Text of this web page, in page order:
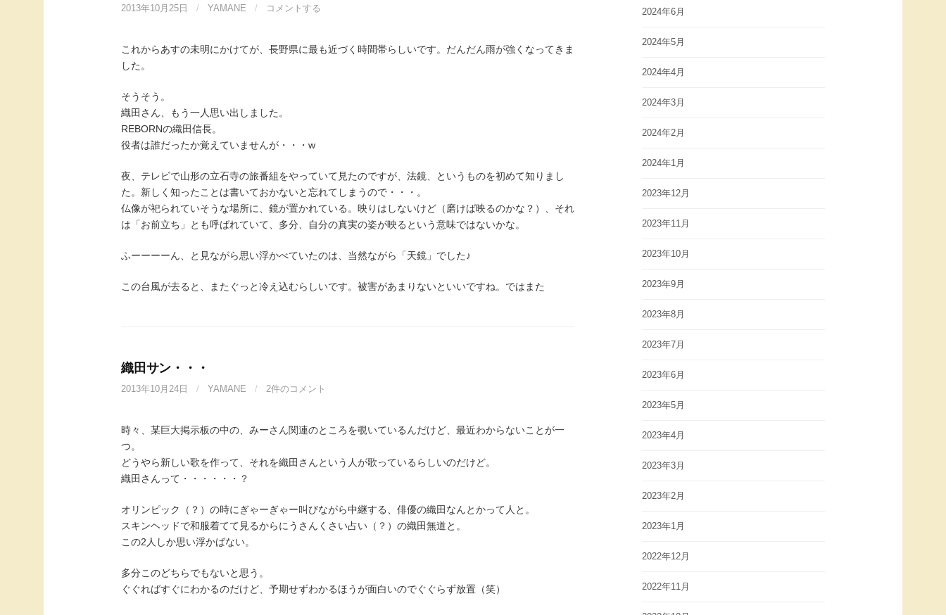
2013年10月25日 / YAMANE / コメントする
これからあすの未明にかけてが、長野県に最も近づく時間帯らしいです。だんだん雨が強くなってきま
した。
そうそう。
織田さん、もう一人思い出しました。
REBORNの織田信長。
役者は誰だったか覚えていませんが・・・w
夜、テレビで山形の立石寺の旅番組をやっていて見たのですが、法鏡、というものを初めて知りまし
た。新しく知ったことは書いておかないと忘れてしまうので・・・。
仏像が祀られていそうな場所に、鏡が置かれている。映りはしないけど（磨けば映るのかな？）、それ
は「お前立ち」とも呼ばれていて、多分、自分の真実の姿が映るという意味ではないかな。
ふーーーーん、と見ながら思い浮かべていたのは、当然ながら「天鏡」でした♪
この台風が去ると、またぐっと冷え込むらしいです。被害があまりないといいですね。ではまた
織田サン・・・
2013年10月24日 / YAMANE / 2件のコメント
時々、某巨大掲示板の中の、みーさん関連のところを覗いているんだけど、最近わからないことが一
つ。
どうやら新しい歌を作って、それを織田さんという人が歌っているらしいのだけど。
織田さんって・・・・・・？
オリンピック（？）の時にぎゃーぎゃー叫びながら中継する、俳優の織田なんとかって人と。
スキンヘッドで和服着てて見るからにうさんくさい占い（？）の織田無道と。
この2人しか思い浮かばない。
多分このどちらでもないと思う。
ぐぐればすぐにわかるのだけど、予期せずわかるほうが面白いのでぐぐらず放置（笑）
2024年6月
2024年5月
2024年4月
2024年3月
2024年2月
2024年1月
2023年12月
2023年11月
2023年10月
2023年9月
2023年8月
2023年7月
2023年6月
2023年5月
2023年4月
2023年3月
2023年2月
2023年1月
2022年12月
2022年11月